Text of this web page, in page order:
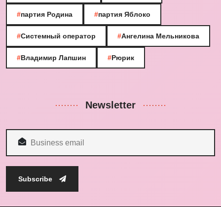
#партия Родина #партия Яблоко
#Системный оператор #Ангелина Мельникова
#Владимир Лапшин #Рюрик
Newsletter
Subscribe